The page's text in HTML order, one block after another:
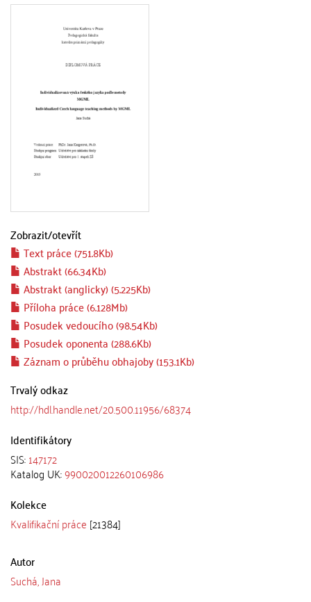
Zobrazit/otevřít
Text práce (751.8Kb)
Abstrakt (66.34Kb)
Abstrakt (anglicky) (5.225Kb)
Příloha práce (6.128Mb)
Posudek vedoucího (98.54Kb)
Posudek oponenta (288.6Kb)
Záznam o průběhu obhajoby (153.1Kb)
Trvalý odkaz
http://hdl.handle.net/20.500.11956/68374
Identifikátory
SIS:147172
Katalog UK:990020012260106986
Kolekce
Kvalifikační práce [21384]
Autor
Suchá, Jana